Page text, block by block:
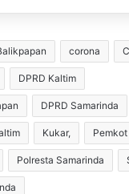
corona
DPRD Kaltim
DPRD Samarinda
Kukar,
Polresta Samarinda